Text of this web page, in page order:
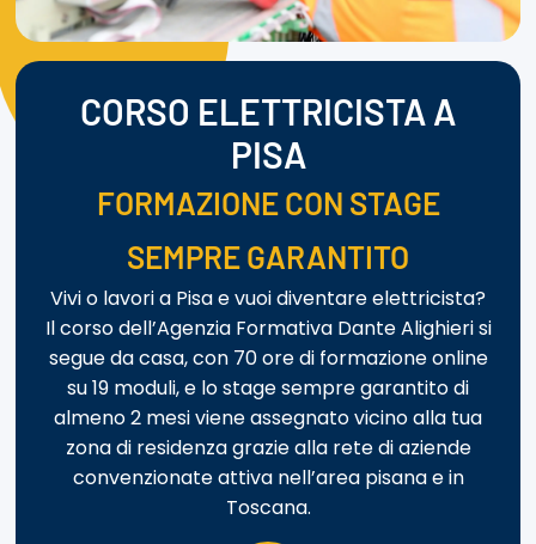
CORSO ELETTRICISTA A
PISA
FORMAZIONE CON STAGE
SEMPRE GARANTITO
Vivi o lavori a Pisa e vuoi diventare elettricista?
Il corso dell’Agenzia Formativa Dante Alighieri si
segue da casa, con 70 ore di formazione online
su 19 moduli, e lo stage sempre garantito di
almeno 2 mesi viene assegnato vicino alla tua
zona di residenza grazie alla rete di aziende
convenzionate attiva nell’area pisana e in
Toscana.